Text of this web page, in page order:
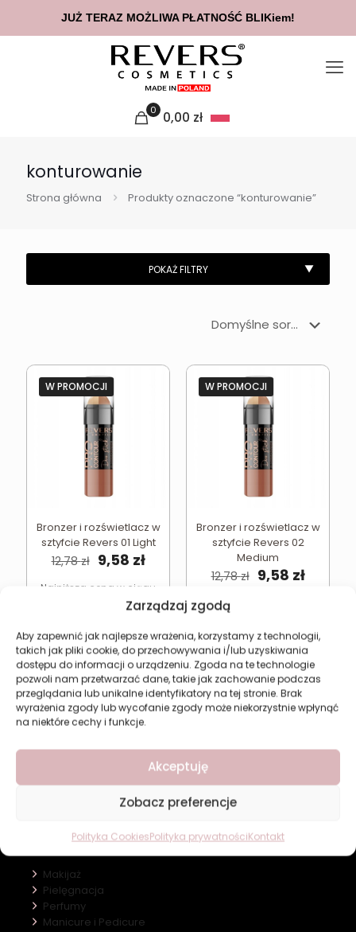
Zarządzaj zgodą
Aby zapewnić jak najlepsze wrażenia, korzystamy z technologii,
takich jak pliki cookie, do przechowywania i/lub uzyskiwania
dostępu do informacji o urządzeniu. Zgoda na te technologie
pozwoli nam przetwarzać dane, takie jak zachowanie podczas
przeglądania lub unikalne identyfikatory na tej stronie. Brak
wyrażenia zgody lub wycofanie zgody może niekorzystnie wpłynąć
na niektóre cechy i funkcje.
Akceptuję
Zobacz preferencje
Polityka CookiesPolityka prywatnościKontakt
0 0,00 zł
konturowanie
Strona główna Produkty oznaczone “konturowanie”
W PROMOCJI
Bronzer i rozświetlacz w
sztyfcie Revers 01 Light
12,78zł Pierwotna
wynosiła:
12,78 zł.
9,58 złAktualna
wynosi:
9,58 zł.
Najniższa cena w ciągu
9,58
Dodaj do koszyka
W PROMOCJI
Bronzer i rozświetlacz w
sztyfcie Revers 02
Medium
12,78zł Pierwotna
9,58 zł
cena
Najniższa cena w ciągu
ostatnich 30 dni:
Dodaj do koszyka
Kategorie
Makijaż
Pielęgnacja
Perfumy
Manicure i Pedicure
JUŻ TERAZ MOŻLIWA PŁATNOŚĆ BLIKiem!